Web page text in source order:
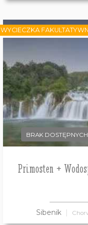
BRAK
Primosten +
Sibenik
WYCIECZKA